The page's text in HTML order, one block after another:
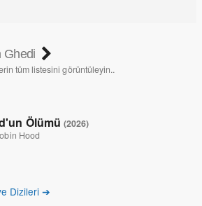
Ghedi
tüm listesini görüntüleyin..
Ölümü (2026)
Hood
Dizileri ➔